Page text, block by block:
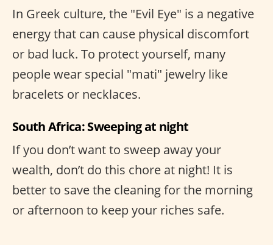
In Greek culture, the "Evil Eye" is a negative
energy that can cause physical discomfort
or bad luck. To protect yourself, many
people wear special "mati" jewelry like
bracelets or necklaces.
South Africa: Sweeping at night
If you don’t want to sweep away your
wealth, don’t do this chore at night! It is
better to save the cleaning for the morning
or afternoon to keep your riches safe.